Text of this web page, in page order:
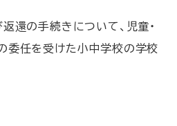
還の手続きについて、児童・
委任を受けた小中学校の学校